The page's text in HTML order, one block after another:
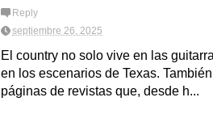
Reply
septiembre 26, 2025
El country no solo vive en las
en los escenarios de Texas.
páginas de revistas que, desde h...